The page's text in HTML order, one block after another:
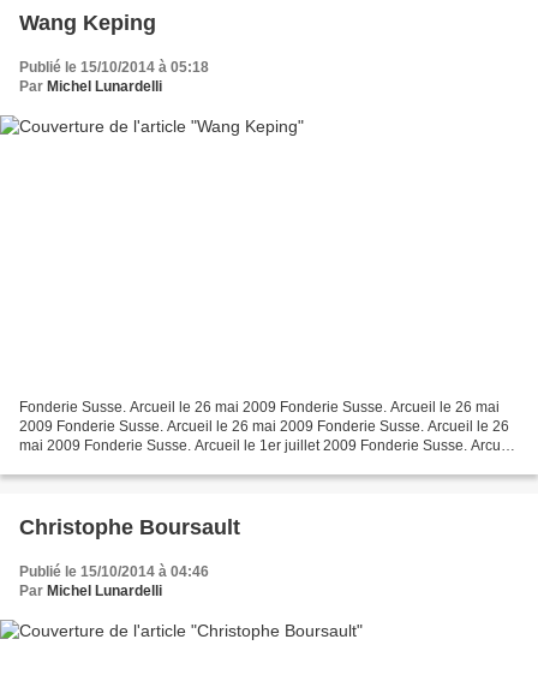
Wang Keping
Publié le 15/10/2014 à 05:18
Par Michel Lunardelli
Fonderie Susse. Arcueil le 26 mai 2009 Fonderie Susse. Arcueil le 26 mai
2009 Fonderie Susse. Arcueil le 26 mai 2009 Fonderie Susse. Arcueil le 26
mai 2009 Fonderie Susse. Arcueil le 1er juillet 2009 Fonderie Susse. Arcueil
Christophe Boursault
Publié le 15/10/2014 à 04:46
Par Michel Lunardelli